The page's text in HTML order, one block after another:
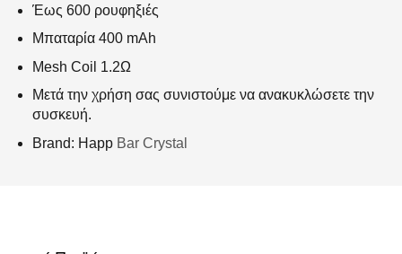
Έως 600 ρουφηξιές
Μπαταρία 400 mAh
Mesh Coil 1.2Ω
Μετά την χρήση σας συνιστούμε να ανακυκλώσετε την
συσκευή.
Brand: HappBar Crystal